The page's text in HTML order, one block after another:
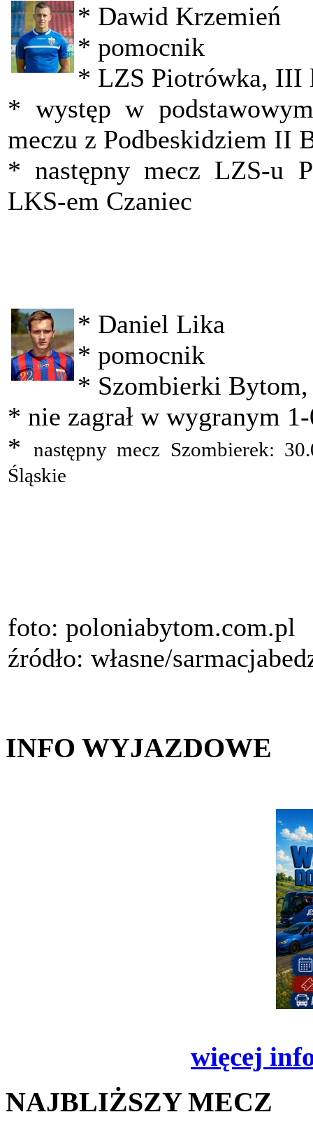
* Dawid Krzemień
* pomocnik
* LZS Piotrówka, III
* występ w
meczu z Podbeskidziem II
* następny mecz LZS-u
LKS-em Czaniec
* Daniel Lika
* pomocnik
* Szombierki
* nie zagrał w wygranym
*
następny mecz Szombierek:
Śląskie
foto: poloniabytom.com.pl
źródło: własne/
INFO WYJAZDOWE
więcej
NAJBLIŻSZY MECZ